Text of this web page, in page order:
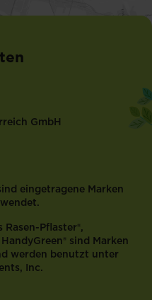
GmbH
eingetragene Marken
Rasen-Pflaster®,
sind Marken
werden benutzt unter
Inc.